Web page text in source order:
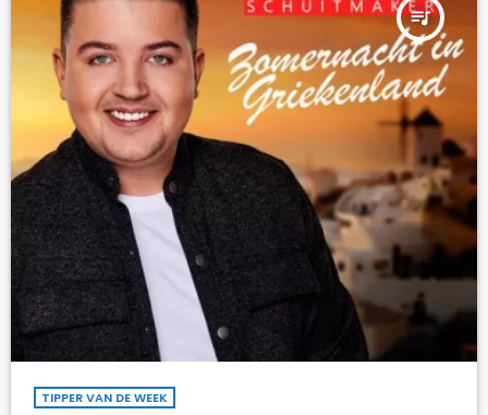
queue_music
TIPPER VAN DE WEEK